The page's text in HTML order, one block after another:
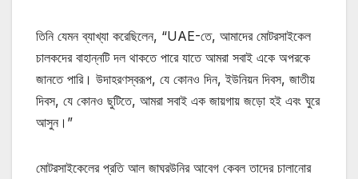
তিনি যেমন ব্যাখ্যা করেছিলেন, “UAE-তে, আমাদের মোটরসাইকেল
চালকদের বাহান্নটি দল থাকতে পারে যাতে আমরা সবাই একে অপরকে
জানতে পারি। উদাহরণস্বরূপ, যে কোনও দিন, ইউনিয়ন দিবস, জাতীয়
দিবস, যে কোনও ছুটিতে, আমরা সবাই এক জায়গায় জড়ো হই এবং ঘুরে
আসুন।”
মোটরসাইকেলের প্রতি আল জাঘরউনির আবেগ কেবল তাদের চালানোর